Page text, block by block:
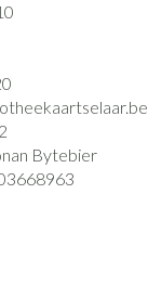
Bytebier